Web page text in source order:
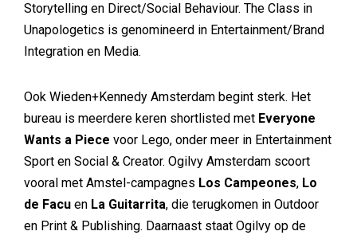
Storytelling en Direct/Social Behaviour. The Class in
Unapologetics is genomineerd in Entertainment/Brand
Integration en Media.
Ook Wieden+Kennedy Amsterdam begint sterk. Het
bureau is meerdere keren shortlisted met Everyone
Wants a Piece voor Lego, onder meer in Entertainment
Sport en Social & Creator. Ogilvy Amsterdam scoort
vooral met Amstel-campagnes Los Campeones, Lo
de Facu en La Guitarrita, die terugkomen in Outdoor
en Print & Publishing. Daarnaast staat Ogilvy op de